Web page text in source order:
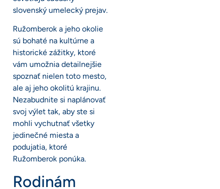
slovenský umelecký prejav.
Ružomberok a jeho okolie
sú bohaté na kultúrne a
historické zážitky, ktoré
vám umožnia detailnejšie
spoznať nielen toto mesto,
ale aj jeho okolitú krajinu.
Nezabudnite si naplánovať
svoj výlet tak, aby ste si
mohli vychutnať všetky
jedinečné miesta a
podujatia, ktoré
Ružomberok ponúka.
Rodinám